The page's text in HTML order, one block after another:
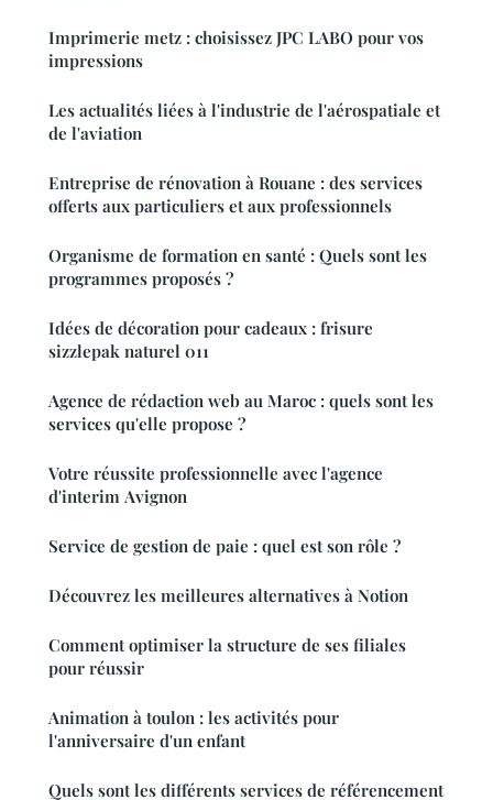
Imprimerie metz : choisissez JPC LABO pour vos
impressions
Les actualités liées à l'industrie de l'aérospatiale et
de l'aviation
Entreprise de rénovation à Rouane : des services
offerts aux particuliers et aux professionnels
Organisme de formation en santé : Quels sont les
programmes proposés ?
Idées de décoration pour cadeaux : frisure
sizzlepak naturel 011
Agence de rédaction web au Maroc : quels sont les
services qu'elle propose ?
Votre réussite professionnelle avec l'agence
d'interim Avignon
Service de gestion de paie : quel est son rôle ?
Découvrez les meilleures alternatives à Notion
Comment optimiser la structure de ses filiales
pour réussir
Animation à toulon : les activités pour
l'anniversaire d'un enfant
Quels sont les différents services de référencement